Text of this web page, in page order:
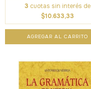
3 cuotas sin interés de
$10.633,33